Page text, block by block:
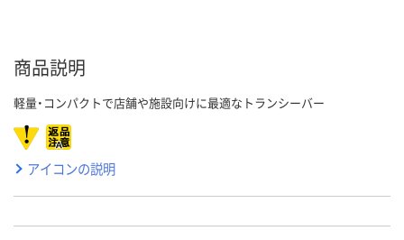
商品説明
軽量・コンパクトで店舗や施設向けに最適なトランシーバー
アイコンの説明